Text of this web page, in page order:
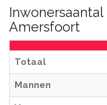
Inwonersaantal
Amersfoort
Totaal
Mannen